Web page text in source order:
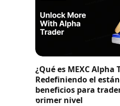
¿Qué es MEXC Alpha
Redefiniendo el
beneficios para
primer nivel